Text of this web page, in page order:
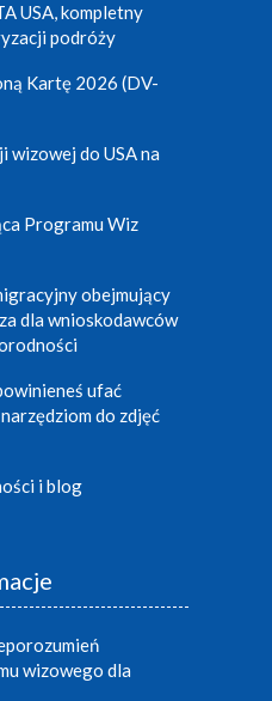
USA, kompletny
podróży
Kartę 2026 (DV-
wizowej do USA na
Programu Wiz
obejmujący
dla wnioskodawców
ufać
do zdjęć
i blog
wizowego dla